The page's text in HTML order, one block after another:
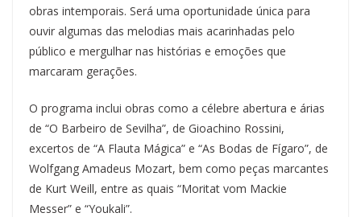
obras intemporais. Será uma oportunidade única para
ouvir algumas das melodias mais acarinhadas pelo
público e mergulhar nas histórias e emoções que
marcaram gerações.
O programa inclui obras como a célebre abertura e árias
de “O Barbeiro de Sevilha”, de Gioachino Rossini,
excertos de “A Flauta Mágica” e “As Bodas de Fígaro”, de
Wolfgang Amadeus Mozart, bem como peças marcantes
de Kurt Weill, entre as quais “Moritat vom Mackie
Messer” e “Youkali”.